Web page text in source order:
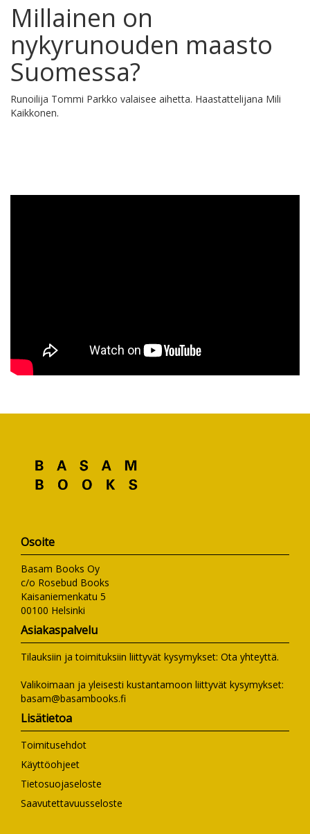
Millainen on
nykyrunouden maasto
Suomessa?
Runoilija Tommi Parkko valaisee aihetta. Haastattelijana Mili
Kaikkonen.
Osoite
Basam Books Oy
c/o Rosebud Books
Kaisaniemenkatu 5
00100 Helsinki
Asiakaspalvelu
Tilauksiin ja toimituksiin liittyvät kysymykset: Ota yhteyttä.
Valikoimaan ja yleisesti kustantamoon liittyvät kysymykset:
basam@basambooks.fi
Lisätietoa
Toimitusehdot
Käyttöohjeet
Tietosuojaseloste
Saavutettavuusseloste